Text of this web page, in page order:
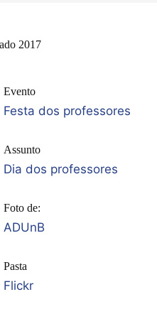
2017
Evento
Festa dos professores
Assunto
Dia dos professores
Foto de:
ADUnB
Pasta
Flickr